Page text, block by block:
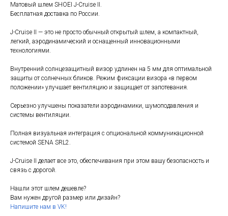
Матовый шлем SHOEI J-Cruise II.
Бесплатная доставка по России.
J-Cruise II — это не просто обычный открытый шлем, а компактный,
легкий, аэродинамический и оснащенный инновационными
технологиями.
Внутренний солнцезащитный визор удлинен на 5 мм для оптимальной
защиты от солнечных бликов. Режим фиксации визора «в первом
положении» улучшает вентиляцию и защищает от запотевания.
Серьезно улучшены показатели аэродинамики, шумоподавления и
системы вентиляции.
Полная визуальная интеграция с опциональной коммуникационной
системой SENA SRL2.
J-Cruise II делает все это, обеспечивания при этом вашу безопасность и
связь с дорогой.
Нашли этот шлем дешевле?
Вам нужен другой размер или дизайн?
Напишите нам в VK!